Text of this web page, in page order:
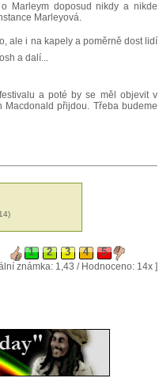
Marleym doposud nikdy a nikde
Marleyová.
ale i na kapely a poměrně dost lidí
a dalí...
a poté by se měl objevit v
přijdou. Třeba budeme
známka: 1,43 / Hodnoceno: 14x ]